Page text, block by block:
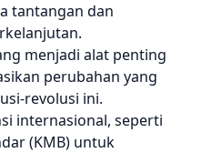
tantangan dan
menjadi alat penting
perubahan yang
revolusi ini.
internasional, seperti
(KMB) untuk